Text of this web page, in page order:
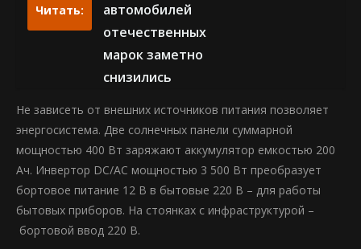
Читать:
автомобилей
отечественных
марок заметно
снизились
Не зависеть от внешних источников питания позволяет
энергосистема. Две солнечных панели суммарной
мощностью 400 Вт заряжают аккумулятор емкостью 200
Ач. Инвертор DC/AC мощностью 3 500 Вт преобразует
бортовое питание 12 В в бытовые 220 В – для работы
бытовых приборов. На стоянках с инфраструктурой –
бортовой ввод 220 В.